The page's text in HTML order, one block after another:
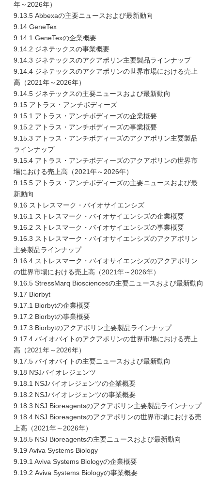
年～2026年）
9.13.5 Abbexaの主要ニュースおよび最新動向
9.14 GeneTex
9.14.1 GeneTexの企業概要
9.14.2 ジネテックスの事業概要
9.14.3 ジネテックスのアクアポリン主要製品ラインナップ
9.14.4 ジネテックスのアクアポリンの世界市場における売上
高（2021年～2026年）
9.14.5 ジネテックスの主要ニュースおよび最新動向
9.15 アトラス・アンチボディーズ
9.15.1 アトラス・アンチボディーズの企業概要
9.15.2 アトラス・アンチボディーズの事業概要
9.15.3 アトラス・アンチボディーズのアクアポリン主要製品
ラインナップ
9.15.4 アトラス・アンチボディーズのアクアポリンの世界市
場における売上高（2021年～2026年）
9.15.5 アトラス・アンチボディーズの主要ニュースおよび最
新動向
9.16 ストレスマーク・バイオサイエンシズ
9.16.1 ストレスマーク・バイオサイエンシズの企業概要
9.16.2 ストレスマーク・バイオサイエンシズの事業概要
9.16.3 ストレスマーク・バイオサイエンシズのアクアポリン
主要製品ラインナップ
9.16.4 ストレスマーク・バイオサイエンシズのアクアポリン
の世界市場における売上高（2021年～2026年）
9.16.5 StressMarq Biosciencesの主要ニュースおよび最新動向
9.17 Biorbyt
9.17.1 Biorbytの企業概要
9.17.2 Biorbytの事業概要
9.17.3 Biorbytのアクアポリン主要製品ラインナップ
9.17.4 バイオバイトのアクアポリンの世界市場における売上
高（2021年～2026年）
9.17.5 バイオバイトの主要ニュースおよび最新動向
9.18 NSJバイオレジェンツ
9.18.1 NSJバイオレジェンツの企業概要
9.18.2 NSJバイオレジェンツの事業概要
9.18.3 NSJ Bioreagentsのアクアポリン主要製品ラインナップ
9.18.4 NSJ Bioreagentsのアクアポリンの世界市場における売
上高（2021年～2026年）
9.18.5 NSJ Bioreagentsの主要ニュースおよび最新動向
9.19 Aviva Systems Biology
9.19.1 Aviva Systems Biologyの企業概要
9.19.2 Aviva Systems Biologyの事業概要